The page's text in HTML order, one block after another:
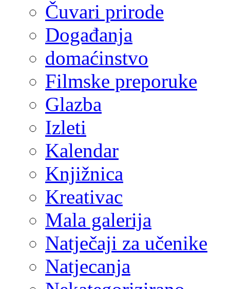
Čuvari prirode
Događanja
domaćinstvo
Filmske preporuke
Glazba
Izleti
Kalendar
Knjižnica
Kreativac
Mala galerija
Natječaji za učenike
Natjecanja